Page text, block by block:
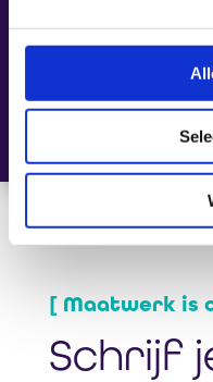
Waar
training
[ Maatwerk is
Schrijf